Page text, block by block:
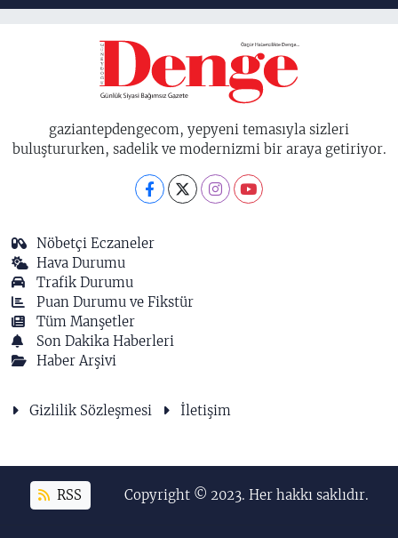
birisidir'
gaziantepdengecom, yepyeni temasıyla sizleri
buluştururken, sadelik ve modernizmi bir araya getiriyor.
Nöbetçi Eczaneler
Hava Durumu
Trafik Durumu
Puan Durumu ve Fikstür
Tüm Manşetler
Son Dakika Haberleri
Haber Arşivi
Gizlilik Sözleşmesi İletişim
RSS Copyright © 2023. Her hakkı saklıdır.